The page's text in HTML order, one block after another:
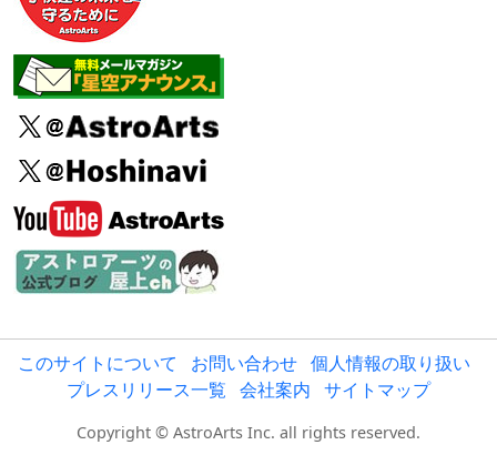
このサイトについて お問い合わせ 個人情報の取り扱い
プレスリリース一覧 会社案内 サイトマップ
Copyright © AstroArts Inc. all rights reserved.